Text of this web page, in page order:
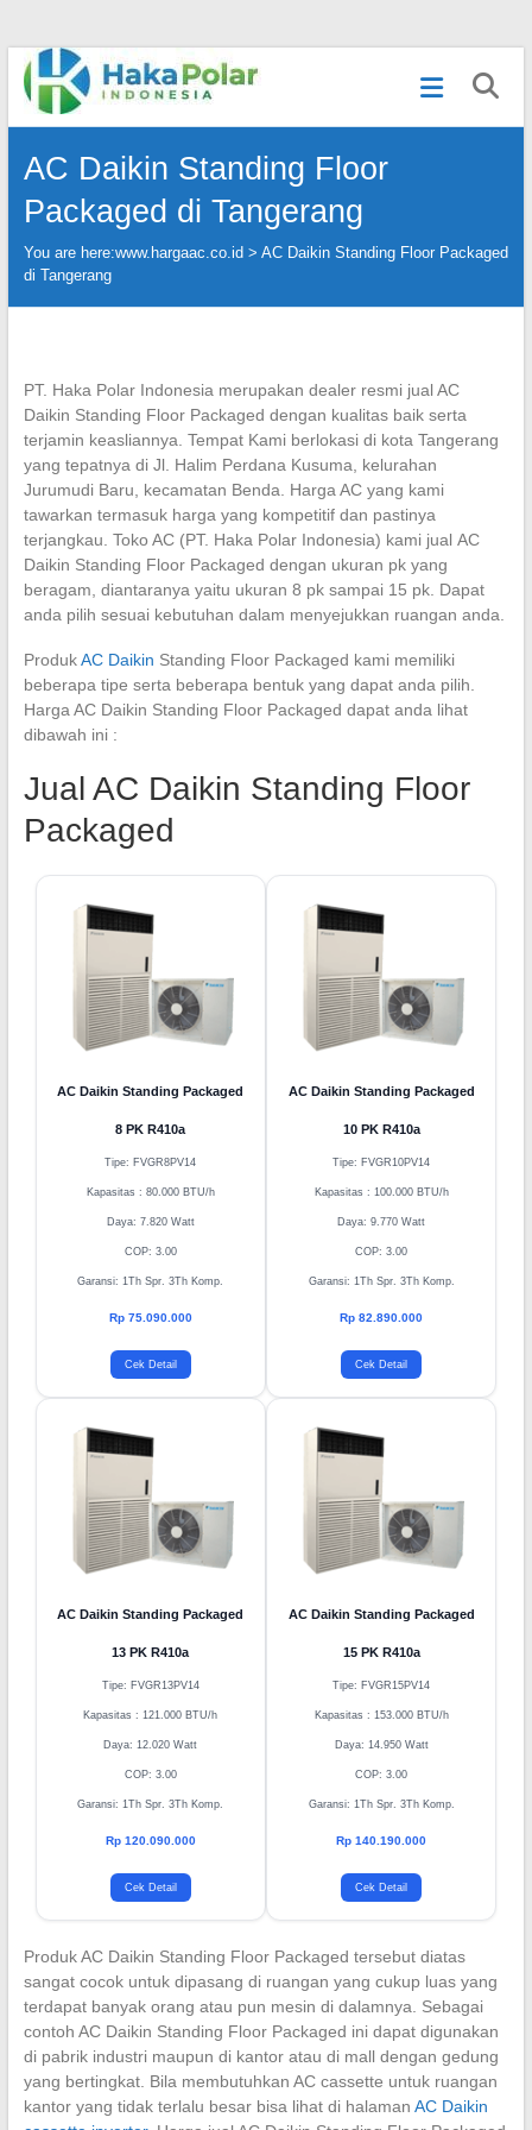
Skip
content
Telp
:
(021)
|
WA
:
081919232328
|
AC Daikin Standing Floor
Packaged di Tangerang
You are here:www.hargaac.co.id > AC Daikin Standing Floor Packaged
di Tangerang
PT. Haka Polar Indonesia merupakan dealer resmi jual AC
Daikin Standing Floor Packaged dengan kualitas baik serta
terjamin keasliannya. Tempat Kami berlokasi di kota Tangerang
yang tepatnya di Jl. Halim Perdana Kusuma, kelurahan
Jurumudi Baru, kecamatan Benda. Harga AC yang kami
tawarkan termasuk harga yang kompetitif dan pastinya
terjangkau. Toko AC (PT. Haka Polar Indonesia) kami jual AC
Daikin Standing Floor Packaged dengan ukuran pk yang
beragam, diantaranya yaitu ukuran 8 pk sampai 15 pk. Dapat
anda pilih sesuai kebutuhan dalam menyejukkan ruangan anda.
ProdukAC Daikin Standing Floor Packaged kami memiliki
beberapa tipe serta beberapa bentuk yang dapat anda pilih.
Harga AC Daikin Standing Floor Packaged dapat anda lihat
dibawah ini :
Jual AC Daikin Standing Floor
Packaged
AC Daikin Standing Packaged
8 PK R410a
Tipe: FVGR8PV14
Kapasitas : 80.000 BTU/h
Daya: 7.820 Watt
COP: 3.00
Garansi: 1Th Spr. 3Th Komp.
Rp 75.090.000
Cek Detail
AC Daikin Standing Packaged
10 PK R410a
Tipe: FVGR10PV14
Kapasitas : 100.000 BTU/h
Daya: 9.770 Watt
COP: 3.00
Garansi: 1Th Spr. 3Th Komp.
Rp 82.890.000
Cek Detail
AC Daikin Standing Packaged
13 PK R410a
Tipe: FVGR13PV14
Kapasitas : 121.000 BTU/h
Daya: 12.020 Watt
COP: 3.00
Garansi: 1Th Spr. 3Th Komp.
Rp 120.090.000
Cek Detail
AC Daikin Standing Packaged
15 PK R410a
Tipe: FVGR15PV14
Kapasitas : 153.000 BTU/h
Daya: 14.950 Watt
COP: 3.00
Garansi: 1Th Spr. 3Th Komp.
Rp 140.190.000
Cek Detail
Produk AC Daikin Standing Floor Packaged tersebut diatas
sangat cocok untuk dipasang di ruangan yang cukup luas yang
terdapat banyak orang atau pun mesin di dalamnya. Sebagai
contoh AC Daikin Standing Floor Packaged ini dapat digunakan
di pabrik industri maupun di kantor atau di mall dengan gedung
yang bertingkat. Bila membutuhkan AC cassette untuk ruangan
kantor yang tidak terlalu besar bisa lihat di halaman AC Daikin